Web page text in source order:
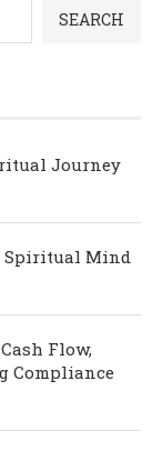
SEARCH
Journey
Spiritual Mind
Flow,
Compliance